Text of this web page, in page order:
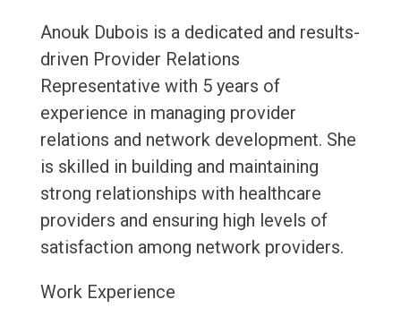
Anouk Dubois is a dedicated and results-
driven Provider Relations
Representative with 5 years of
experience in managing provider
relations and network development. She
is skilled in building and maintaining
strong relationships with healthcare
providers and ensuring high levels of
satisfaction among network providers.
Work Experience